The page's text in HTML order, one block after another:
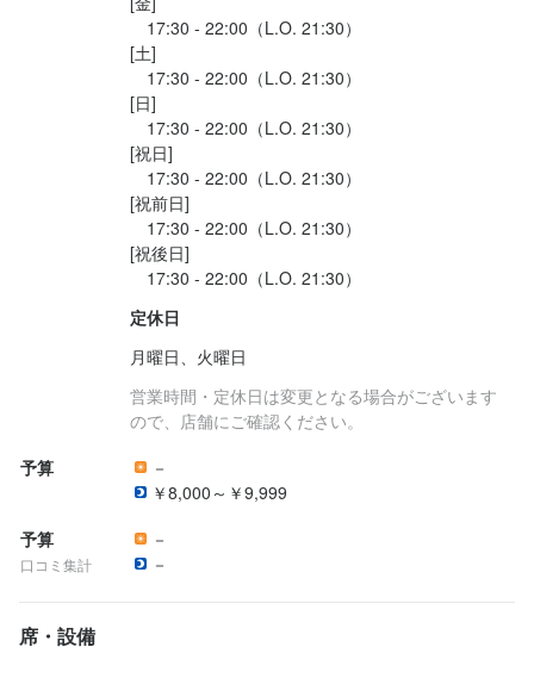
17:30 - 22:00（L.O. 21:30）
[土]
17:30 - 22:00（L.O. 21:30）
[日]
17:30 - 22:00（L.O. 21:30）
[祝日]
17:30 - 22:00（L.O. 21:30）
[祝前日]
17:30 - 22:00（L.O. 21:30）
[祝後日]
定休日
月曜日、火曜日
営業時間・定休日は変更となる場合がございます
ので、店舗にご確認ください。
予算
－
￥8,000～￥9,999
予算
口コミ集計
－
－
席・設備
必須スキル・経験
コミュニケーション能力
求める人物像
・美味しい料理で人を喜ばせたい方
・好奇心を持って仕事に取り組める方
・誠実に仕事に取り組める方
・独立志向のある方
お店の採用担当者からのメッセージ
少しでも興味をお持ちでしたら、ぜひお気軽にご応募ください。
一度、カジュアルにお話しましょう。ご応募を心よりお待ちして